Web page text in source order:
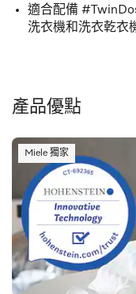
適合配備
洗衣機和洗衣乾衣
產品優點
Miele 獨家